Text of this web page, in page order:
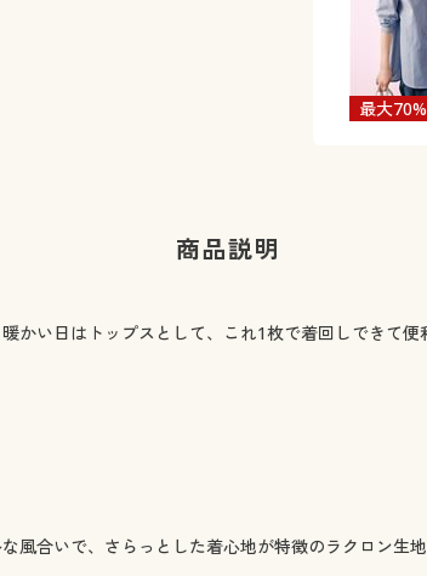
最大
商品説明
い日はトップスとして、これ1枚で着回しできて便
合いで、さらっとした着心地が特徴のラクロン生地